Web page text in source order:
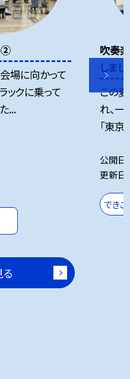
②
場に向かって
ックに乗って
...
吹奏
しまし
この
れ、
「東
公開日
更新日
できご
る